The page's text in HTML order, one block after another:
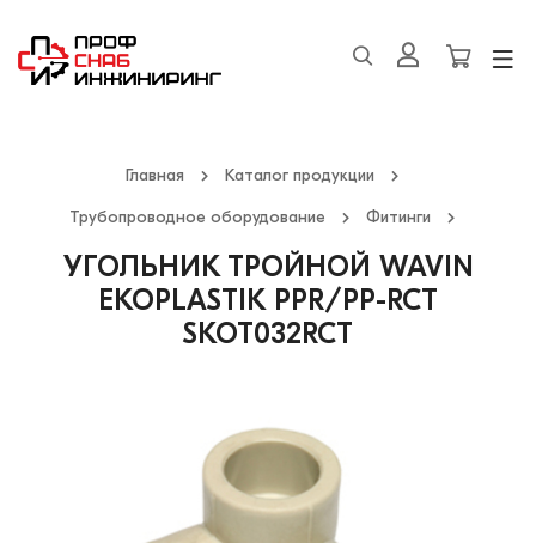
Главная Каталог продукции
Трубопроводное оборудование Фитинги
УГОЛЬНИК ТРОЙНОЙ WAVIN
EKOPLASTIK PPR/PP-RCT
SKOT032RCT